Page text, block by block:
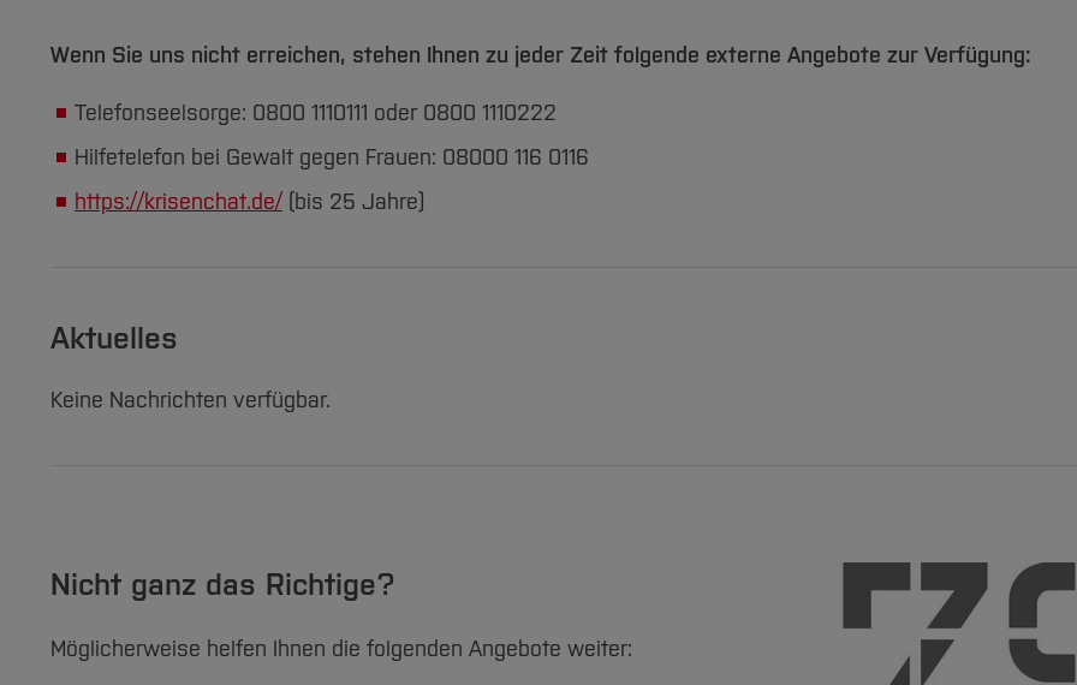
Wenn Sie uns nicht erreichen, stehen Ihnen zu jeder Zeit folgende externe Angebote zur Verfügung:
Telefonseelsorge: 0800 1110111 oder 0800 1110222
Hilfetelefon bei Gewalt gegen Frauen: 08000 116 0116
https://krisenchat.de/ (bis 25 Jahre)
Aktuelles
Keine Nachrichten verfügbar.
Nicht ganz das Richtige?
Möglicherweise helfen Ihnen die folgenden Angebote weiter: